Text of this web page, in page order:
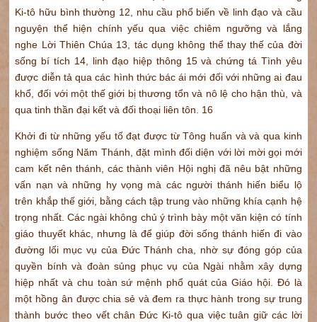
Ki-tô hữu bình thường 12, nhu cầu phổ biến về linh đạo và cầu
nguyện thể hiện chính yếu qua việc chiêm ngưỡng và lắng
nghe Lời Thiên Chúa 13, tác dụng không thể thay thế của đời
sống bí tích 14, linh đạo hiệp thông 15 và chứng tá Tình yêu
được diễn tả qua các hình thức bác ái mới đối với những ai đau
khổ, đối với một thế giới bị thương tổn và nô lệ cho hận thù, và
qua tinh thần đại kết và đối thoại liên tôn. 16
Khởi đi từ những yếu tố đạt được từ Tông huấn và và qua kinh
nghiệm sống Năm Thánh, đặt mình đối diện với lời mời gọi mới
cam kết nên thánh, các thành viên Hội nghị đã nêu bật những
vấn nạn và những hy vọng mà các người thánh hiến biểu lộ
trên khắp thế giới, bằng cách tập trung vào những khía cạnh hệ
trọng nhất. Các ngài không chủ ý trình bày một văn kiện có tính
giáo thuyết khác, nhưng là để giúp đời sống thánh hiến đi vào
đường lối mục vụ của Đức Thánh cha, nhờ sự đóng góp của
quyền bính và đoàn sủng phục vụ của Ngài nhằm xây dựng
hiệp nhất và chu toàn sứ mệnh phổ quát của Giáo hội. Đó là
một hồng ân được chia sẻ và đem ra thực hành trong sự trung
thành bước theo vết chân Đức Ki-tô qua việc tuân giữ các lời